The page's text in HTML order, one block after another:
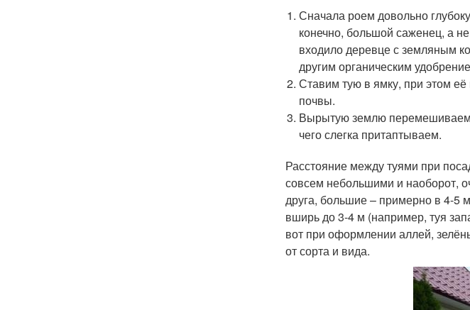
Сначала роем довольно
конечно, большой саженец, а
входило деревце с земляным
другим органическим
Ставим тую в ямку, при этом
почвы.
Вырытую землю перемешиваем
чего слегка притаптываем.
Расстояние между туями при
совсем небольшими и наоборот,
друга, большие – примерно в 4-5
вширь до 3-4 м (например, туя
вот при оформлении аллей,
от сорта и вида.